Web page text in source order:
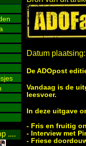
....
Datum
De ADOpost
Vandaag is de
leesvoer.
In deze uitgave
- Fris en fruitig
- Interview met
- Friese